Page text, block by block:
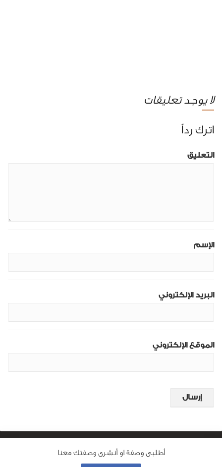
أطلبى وصفة او أنشرى وصفتك معنا
لا يوجد تعليقات
اترك رداً
التعليق
الإسم
البريد الإلكتروني
الموقع الإلكتروني
من نحن